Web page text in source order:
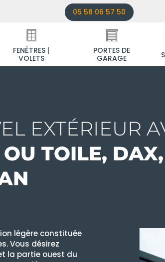
05 58 06 57 50
FENÊTRES |
VOLETS
PORTES DE
GARAGE
EXTÉRIEUR
TOILE,
légère constituée
Vous désirez
la partie ouest du